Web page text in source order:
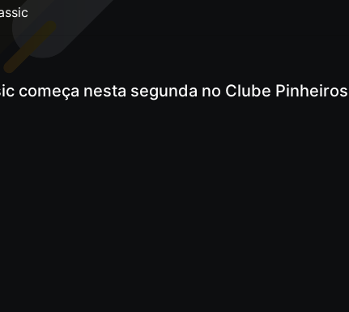
começa nesta segunda no Clube Pinheiros